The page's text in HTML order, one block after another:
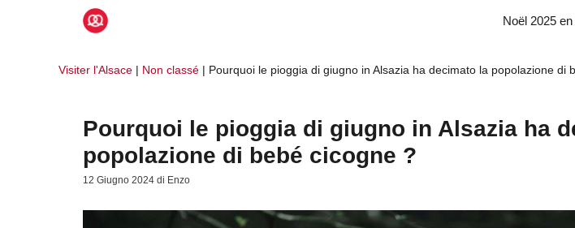
Noël 2025
Visiter l'Alsace | Non classé | Pourquoi le pioggia di giugno in Alsazia ha decimato la popolazione di
Pourquoi le pioggia di giugno in Alsazia ha
popolazione di bebé cicogne ?
12 Giugno 2024 di Enzo